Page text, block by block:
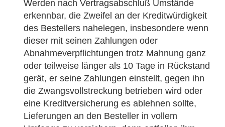
Werden nach Vertragsabschluß Umstände
erkennbar, die Zweifel an der Kreditwürdigkeit
des Bestellers nahelegen, insbesondere wenn
dieser mit seinen Zahlungen oder
Abnahmeverpflichtungen trotz Mahnung ganz
oder teilweise länger als 10 Tage in Rückstand
gerät, er seine Zahlungen einstellt, gegen ihn
die Zwangsvollstreckung betrieben wird oder
eine Kreditversicherung es ablehnen sollte,
Lieferungen an den Besteller in vollem